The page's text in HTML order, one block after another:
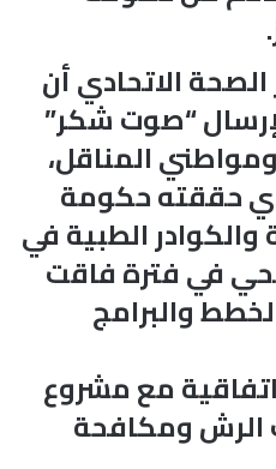
الاتحادي أن
لإرسال “صوت شكر”
المناقل،
حققته حكومة
والكوادر الطبية في
في فترة فاقت
والبرامج
مع مشروع
الرش ومكافحة